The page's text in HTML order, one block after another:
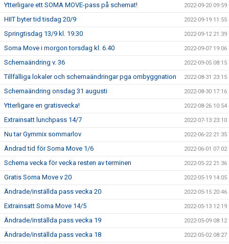
Ytterligare ett SOMA MOVE-pass på schemat! 2022-09-20 09:59
HIIT byter tid tisdag 20/9 2022-09-19 11:55
Springtisdag 13/9 kl. 19.30 2022-09-12 21:39
Soma Move i morgon torsdag kl. 6.40 2022-09-07 19:06
Schemaändring v. 36 2022-09-05 08:15
Tillfälliga lokaler och schemaändringar pga ombyggnation 2022-08-31 23:15
Schemaändring onsdag 31 augusti 2022-08-30 17:16
Ytterligare en gratisvecka! 2022-08-26 10:54
Extrainsatt lunchpass 14/7 2022-07-13 23:10
Nu tar Gymmix sommarlov 2022-06-22 21:35
Ändrad tid för Soma Move 1/6 2022-06-01 07:02
Schema vecka för vecka resten av terminen 2022-05-22 21:36
Gratis Soma Move v 20 2022-05-19 14:05
Ändrade/inställda pass vecka 20 2022-05-15 20:46
Extrainsatt Soma Move 14/5 2022-05-13 12:19
Ändrade/inställda pass vecka 19 2022-05-09 08:12
Ändrade/inställda pass vecka 18 2022-05-02 08:27